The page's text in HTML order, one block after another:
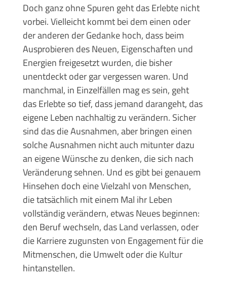
Doch ganz ohne Spuren geht das Erlebte nicht
vorbei. Vielleicht kommt bei dem einen oder
der anderen der Gedanke hoch, dass beim
Ausprobieren des Neuen, Eigenschaften und
Energien freigesetzt wurden, die bisher
unentdeckt oder gar vergessen waren. Und
manchmal, in Einzelfällen mag es sein, geht
das Erlebte so tief, dass jemand darangeht, das
eigene Leben nachhaltig zu verändern. Sicher
sind das die Ausnahmen, aber bringen einen
solche Ausnahmen nicht auch mitunter dazu
an eigene Wünsche zu denken, die sich nach
Veränderung sehnen. Und es gibt bei genauem
Hinsehen doch eine Vielzahl von Menschen,
die tatsächlich mit einem Mal ihr Leben
vollständig verändern, etwas Neues beginnen:
den Beruf wechseln, das Land verlassen, oder
die Karriere zugunsten von Engagement für die
Mitmenschen, die Umwelt oder die Kultur
hintanstellen.